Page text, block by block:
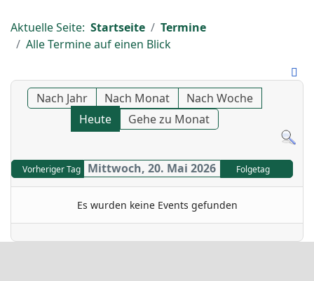
Aktuelle Seite: Startseite
Termine
Alle Termine auf einen Blick
Nach Jahr Nach Monat
Nach Woche
Heute
Gehe zu Monat
Vorheriger Tag Mittwoch, 20. Mai 2026 Folgetag
Es wurden keine Events gefunden